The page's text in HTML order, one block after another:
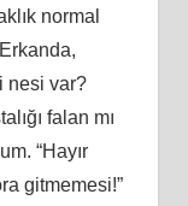
normal
nesi var?
falan mı
“Hayır
gitmemesi!”